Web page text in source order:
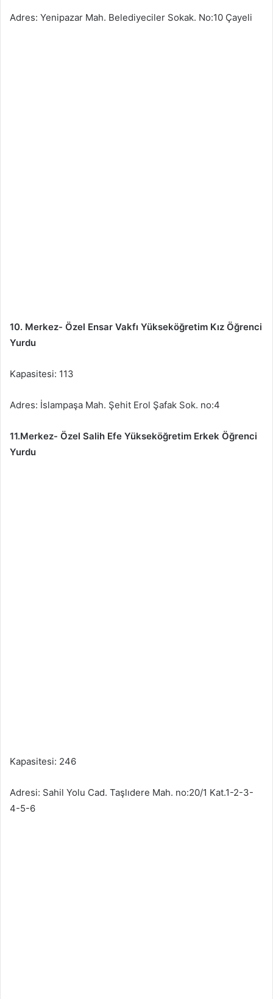
Adres: Yenipazar Mah. Belediyeciler Sokak. No:10 Çayeli
10. Merkez- Özel Ensar Vakfı Yükseköğretim Kız Öğrenci
Yurdu
Kapasitesi: 113
Adres: İslampaşa Mah. Şehit Erol Şafak Sok. no:4
11.Merkez- Özel Salih Efe Yükseköğretim Erkek Öğrenci
Yurdu
Kapasitesi: 246
Adresi: Sahil Yolu Cad. Taşlıdere Mah. no:20/1 Kat.1-2-3-
4-5-6